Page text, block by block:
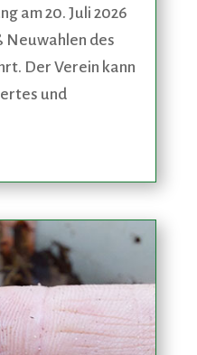
am 20. Juli 2026
des
Der Verein kann
und